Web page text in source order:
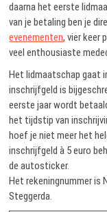
daarna het eerste
van je betaling ben je
evenementen, vier keer
veel enthousiaste
Het lidmaatschap gaat
inschrijfgeld is
eerste jaar wordt
het tijdstip van
hoef je niet meer het
inschrijfgeld à 5 euro
de autosticker.
Het rekeningnummer is
Steggerda.